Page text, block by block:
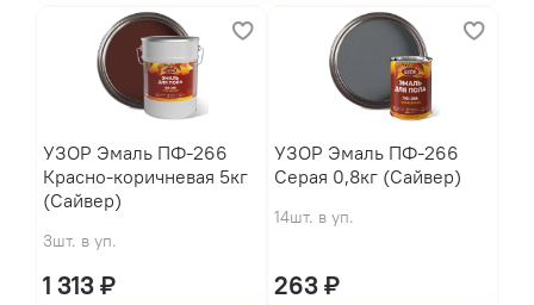
УЗОР Эмаль ПФ-266
Красно-коричневая 5кг
(Сайвер)
3шт. в уп.
1 313 ₽
УЗОР Эмаль ПФ-266
Серая 0,8кг (Сайвер)
14шт. в уп.
263 ₽